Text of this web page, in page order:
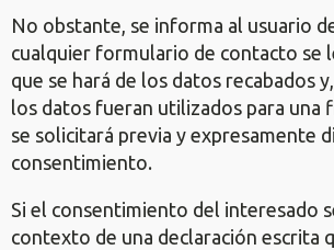
No obstante, se informa al usuario
cualquier formulario de contacto se
que se hará de los datos recabados
los datos fueran utilizados para una
se solicitará previa y expresamente
consentimiento.
Si el consentimiento del interesado
contexto de una declaración escrita